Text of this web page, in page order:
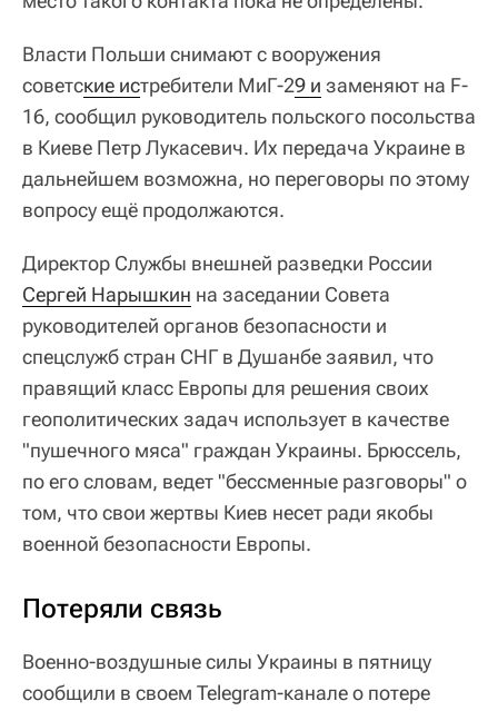
Власти Польши снимают с вооружения
советские истребители МиГ-29 и заменяют на F-
16, сообщил руководитель польского посольства
в Киеве Петр Лукасевич. Их передача Украине в
дальнейшем возможна, но переговоры по этому
вопросу ещё продолжаются.
Директор Службы внешней разведки России
Сергей Нарышкин на заседании Совета
руководителей органов безопасности и
спецслужб стран СНГ в Душанбе заявил, что
правящий класс Европы для решения своих
геополитических задач использует в качестве
"пушечного мяса" граждан Украины. Брюссель,
по его словам, ведет "бессменные разговоры" о
том, что свои жертвы Киев несет ради якобы
военной безопасности Европы.
Потеряли связь
Военно-воздушные силы Украины в пятницу
сообщили в своем Telegram-канале о потере